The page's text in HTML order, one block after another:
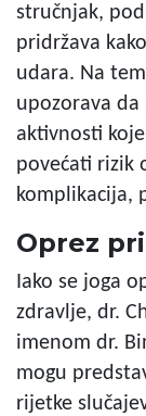
stručnjak,
pridržava
udara. Na
upozorava
aktivnosti
povećati rizik
komplikacija,
Oprez
Iako se joga
zdravlje, dr.
imenom dr.
mogu
rijetke